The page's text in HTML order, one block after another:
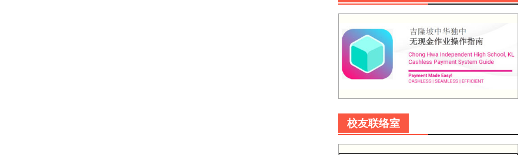
校友联络室